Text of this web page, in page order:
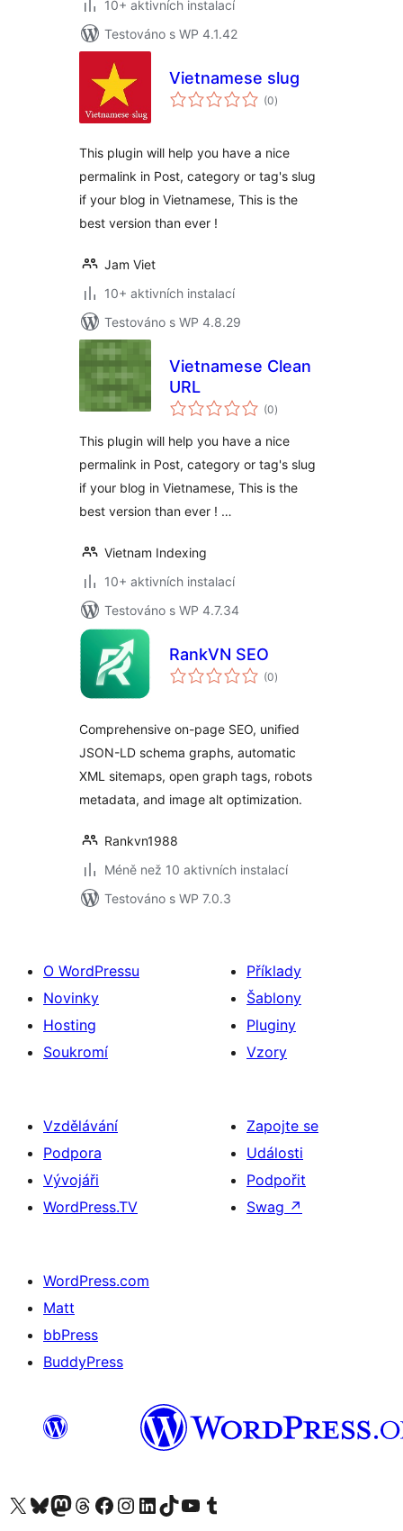
10+ aktivních instalací
Testováno s WP 4.1.42
Vietnamese slug
(0celkové
hodnocení
)
This plugin will help you have a nice
permalink in Post, category or tag's slug
if your blog in Vietnamese, This is the
best version than ever !
Jam Viet
10+ aktivních instalací
Testováno s WP 4.8.29
Vietnamese Clean
URL
(0celkové
hodnocení
)
This plugin will help you have a nice
permalink in Post, category or tag's slug
if your blog in Vietnamese, This is the
best version than ever ! …
Vietnam Indexing
10+ aktivních instalací
Testováno s WP 4.7.34
RankVN SEO
(0celkové
hodnocení
)
Comprehensive on-page SEO, unified
JSON-LD schema graphs, automatic
XML sitemaps, open graph tags, robots
metadata, and image alt optimization.
Rankvn1988
Méně než 10 aktivních instalací
Testováno s WP 7.0.3
O WordPressu
Novinky
Hosting
Soukromí
Příklady
Šablony
Pluginy
Vzory
Vzdělávání
Podpora
Vývojáři
WordPress.TV
Zapojte se
Události
Podpořit
Swag ↗
WordPress.com
Matt
bbPress
BuddyPress
Navštivte náš účet na X (dříve Twitter)
Navštivte náš Bluesky účetNavštivte náš účet Mastodon
Navštivte náš Threads účetNavštivte naši stránku na Facebooku
Navštivte náš Instagram účetNavštivte náš LinkedIn účetNavštivte náš TikTok účetNavštivte náš YouTube kanálNavštivte náš Tumblr účet